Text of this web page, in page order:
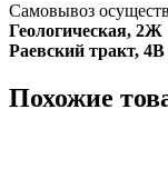
Самовывоз
Геологическая, 2Ж
Раевский тракт, 4В
Похожие